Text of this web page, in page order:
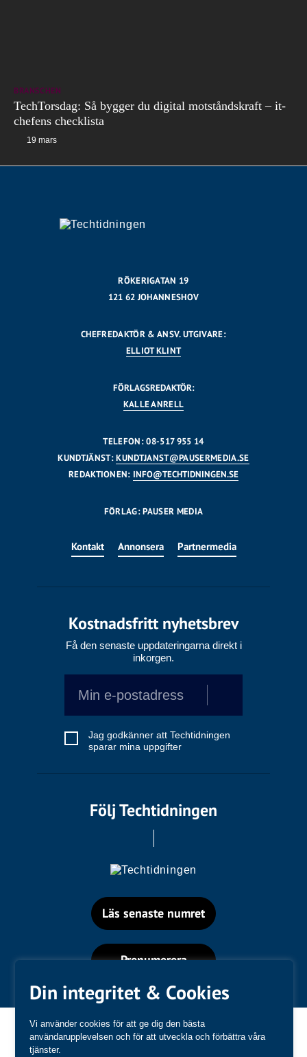
Din integritet & Cookies
Vi använder cookies för att ge dig den bästa
användarupplevelsen och för att utveckla och förbättra våra
tjänster.
BRANSCHEN
TechTorsdag: Så bygger du digital motståndskraft – it-
chefens checklista
19 mars
RÖKERIGATAN 19
121 62 JOHANNESHOV
CHEFREDAKTÖR & ANSV. UTGIVARE:
ELLIOT KLINT
FÖRLAGSREDAKTÖR:
KALLE ANRELL
TELEFON: 08-517 955 14
KUNDTJÄNST:KUNDTJANST@PAUSERMEDIA.SE
REDAKTIONEN: INFO@TECHTIDNINGEN.SE
FÖRLAG: PAUSER MEDIA
Kontakt Annonsera Partnermedia
Kostnadsfritt nyhetsbrev
Få den senaste uppdateringarna direkt i
inkorgen.
Jag godkänner att Techtidningen
sparar mina uppgifter
Följ Techtidningen
Läs senaste numret
Prenumerera